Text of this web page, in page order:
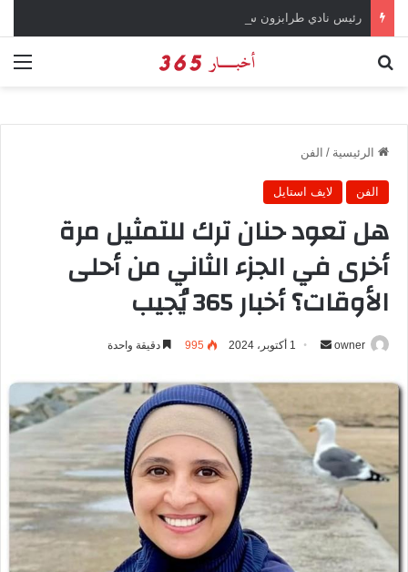
الرئيسية / الفن
الفن لايف استايل
هل تعود حنان ترك للتمثيل مرة
أخرى في الجزء الثاني من أحلى
الأوقات؟ أخبار 365 يُجيب
owner
ل
ب
ر
ي
ا
ل
1 أكتوبر، 2024 995 دقيقة واحدة